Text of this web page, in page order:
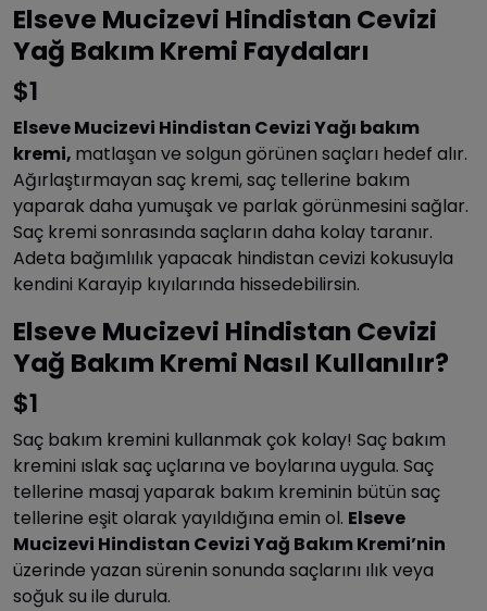
Elseve Mucizevi Hindistan Cevizi
Yağ Bakım Kremi Faydaları
$1
Elseve Mucizevi Hindistan Cevizi Yağı bakım
kremi, matlaşan ve solgun görünen saçları hedef alır.
Ağırlaştırmayan saç kremi, saç tellerine bakım
yaparak daha yumuşak ve parlak görünmesini sağlar.
Saç kremi sonrasında saçların daha kolay taranır.
Adeta bağımlılık yapacak hindistan cevizi kokusuyla
kendini Karayip kıyılarında hissedebilirsin.
Elseve Mucizevi Hindistan Cevizi
Yağ Bakım Kremi Nasıl Kullanılır?
$1
Saç bakım kremini kullanmak çok kolay! Saç bakım
kremini ıslak saç uçlarına ve boylarına uygula. Saç
tellerine masaj yaparak bakım kreminin bütün saç
tellerine eşit olarak yayıldığına emin ol. Elseve
Mucizevi Hindistan Cevizi Yağ Bakım Kremi’nin
üzerinde yazan sürenin sonunda saçlarını ılık veya
soğuk su ile durula.